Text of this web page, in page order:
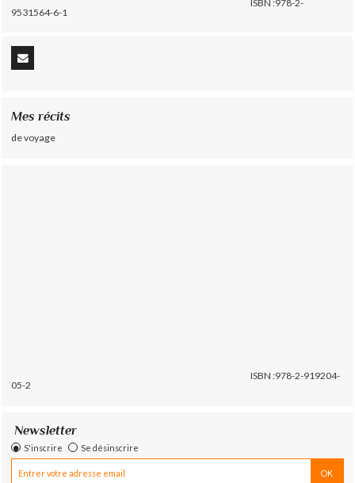
ISBN :978-2-
9531564-6-1
Mes récits
de voyage
ISBN :978-2-919204-
05-2
Newsletter
S'inscrire Se désinscrire